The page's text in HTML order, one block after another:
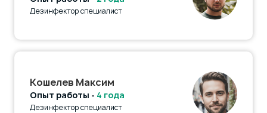
Дезинфектор специалист
Кошелев Максим
Опыт работы - 4 года
Дезинфектор специалист